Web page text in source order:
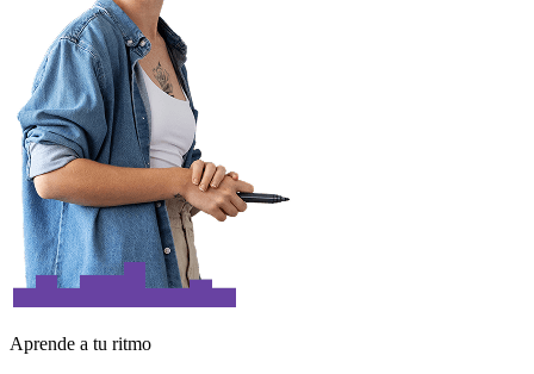
Aprende a tu ritmo